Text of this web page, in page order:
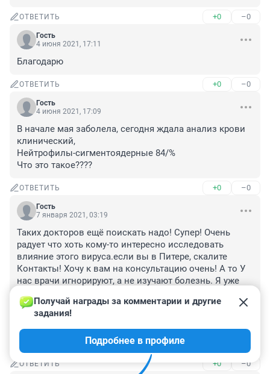
ОТВЕТИТЬ +0 –0
Гость
4 июня 2021, 17:11
Благодарю
ОТВЕТИТЬ +0 –0
Гость
4 июня 2021, 17:09
В начале мая заболела, сегодня ждала анализ крови
клинический,
Нейтрофилы-сигментоядерные 84/%
Что это такое????
ОТВЕТИТЬ +0 –0
Гость
7 января 2021, 03:19
Таких докторов ещё поискать надо! Супер! Очень
радует что хоть кому-то интересно исследовать
влияние этого вируса.если вы в Питере, скалите
Контакты! Хочу к вам на консультацию очень! А то У
нас врачи игнорируют, а не изучают болезнь. Я уже
врачи просто два месяца ничего не собирались
делать. А мне было очень плохо. Сейчас до сих пор
отголоски, спазмы сосудов, шум в голове. Мне
назначили глицин и все
ОТВЕТИТЬ +0 –0
Получай награды за комментарии и другие
задания!
Подробнее в профиле